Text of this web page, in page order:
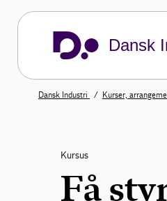
Dansk
Dansk Industri Kurser,
Kursus
Få